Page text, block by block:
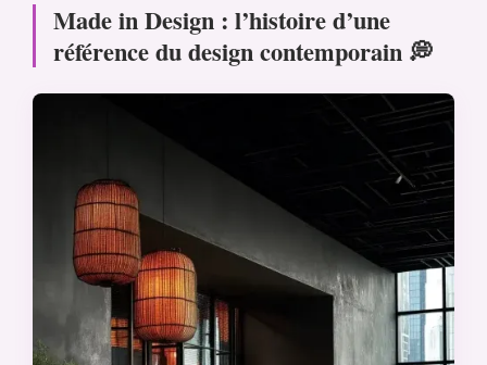
Made in Design : l’histoire d’une
référence du design contemporain 💭